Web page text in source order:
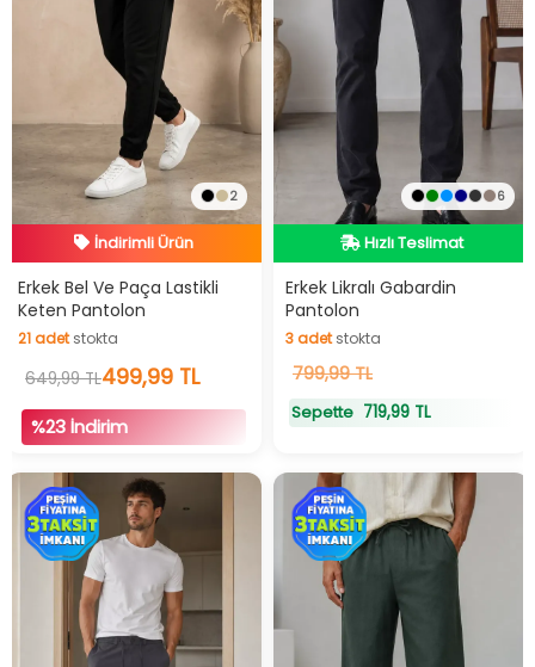
2
İndirimli Ürün
Hızlı Teslimat
İndirimli Ürün
Erkek Bel Ve Paça Lastikli
Keten Pantolon
21adetstokta
21 adetstokta
649,99 TL499,99 TL
%23 İndirim
6
Hızlı Teslimat
Hızlı Teslimat
Erkek Likralı Gabardin
Pantolon
3adetstokta
3adetstokta
799,99 TL
Sepette 719,99 TL